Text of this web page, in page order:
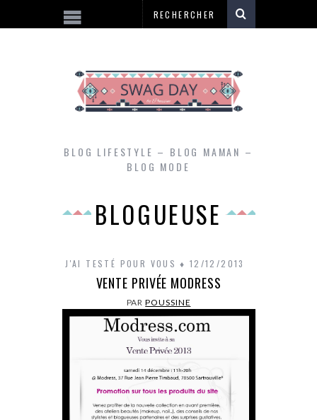
BLOG LIFESTYLE – BLOG MAMAN –
BLOG MODE
BLOGUEUSE
J'AI TESTÉ POUR VOUS 12/12/2013
VENTE PRIVÉE MODRESS
PARPOUSSINE